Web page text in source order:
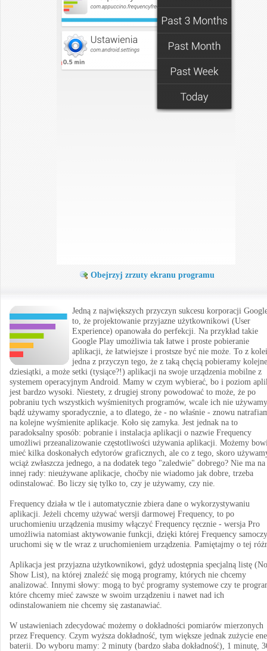
Obejrzyj zrzuty ekranu programu
Jedną z największych przyczyn sukcesu korporacji
to, że projektowanie przyjazne użytkownikowi (User
Experience) opanowała do perfekcji. Na przykład takie
Google Play umożliwia tak łatwe i proste pobieranie
aplikacji, że łatwiejsze i prostsze być nie może. To z kolei
jedna z przyczyn tego, że z taką chęcią pobieramy kolejne
dziesiątki, a może setki (tysiące?!) aplikacji na swoje urządzenia mobilne z
systemem operacyjnym Android. Mamy w czym wybierać, bo i poziom
jest bardzo wysoki. Niestety, z drugiej strony powodować to może, że po
pobraniu tych wszystkich wyśmienitych programów, wcale ich nie używamy
bądź używamy sporadycznie, a to dlatego, że - no właśnie - znowu
na kolejne wyśmienite aplikacje. Koło się zamyka. Jest jednak na to
paradoksalny sposób: pobranie i instalacja aplikacji o nazwie Frequency
umożliwi przeanalizowanie częstotliwości używania aplikacji. Możemy
mieć kilka doskonałych edytorów graficznych, ale co z tego, skoro
wciąż zwłaszcza jednego, a na dodatek tego "zaledwie" dobrego? Nie ma
innej rady: nieużywane aplikacje, choćby nie wiadomo jak dobre, trzeba
odinstalować. Bo liczy się tylko to, czy je używamy, czy nie.
Frequency działa w tle i automatycznie zbiera dane o wykorzystywaniu
aplikacji. Jeżeli chcemy używać wersji darmowej Frequency, to po
uruchomieniu urządzenia musimy włączyć Frequency ręcznie - wersja Pro
umożliwia natomiast aktywowanie funkcji, dzięki której Frequency
uruchomi się w tle wraz z uruchomieniem urządzenia. Pamiętajmy o tej
Aplikacja jest przyjazna użytkownikowi, gdyż udostępnia specjalną listę
Show List), na której znaleźć się mogą programy, których nie chcemy
analizować. Innymi słowy: mogą to być programy systemowe czy te
które chcemy mieć zawsze w swoim urządzeniu i nawet nad ich
odinstalowaniem nie chcemy się zastanawiać.
W ustawieniach zdecydować możemy o dokładności pomiarów mierzonych
przez Frequency. Czym wyższa dokładność, tym większe jednak zużycie
baterii. Do wyboru mamy: 2 minuty (bardzo słaba dokładność), 1 minutę,